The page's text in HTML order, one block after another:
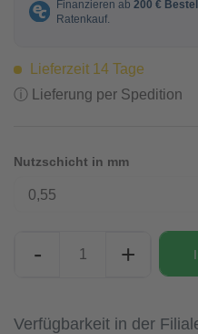
Lieferzeit 14 Tage
ⓘ Lieferung per Spedition
Nutzschicht in mm
0,55
- +
Verfügbarkeit in der